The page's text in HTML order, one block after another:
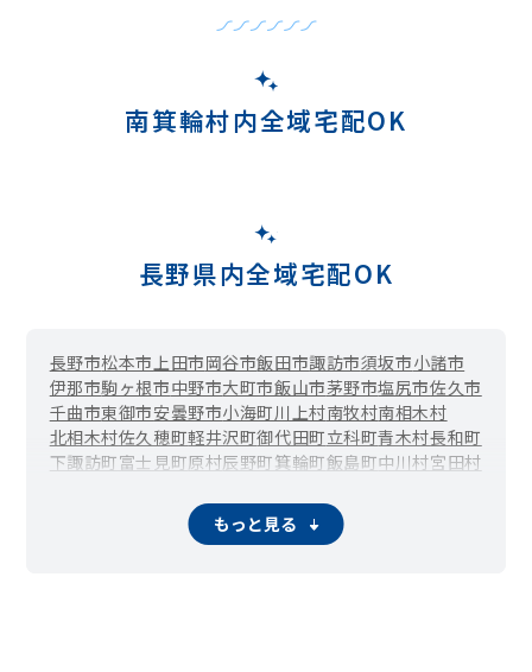
南箕輪村内全域宅配OK
長野県内全域宅配OK
長野市松本市 上田市岡谷市飯田市諏訪市須坂市小諸市
伊那市駒ヶ根市中野市大町市飯山市茅野市塩尻市佐久市
千曲市東御市安曇野市小海町川上村南牧村南相木村
北相木村佐久穂町軽井沢町御代田町立科町青木村長和町
下諏訪町富士見町原村辰野町箕輪町飯島町中川村宮田村
喬木村豊丘村大鹿村上松町
木曽町 麻績村生坂村 山形村
もっと見る